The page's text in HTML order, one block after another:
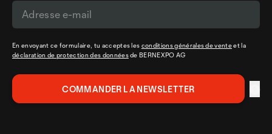
En envoyant ce formulaire, tu acceptes les conditions générales de venteet la
déclaration de protection des donnéesde BERNEXPO AG